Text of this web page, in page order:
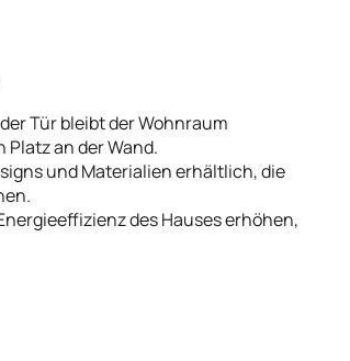
Tür bleibt der Wohnraum
an der Wand.
und Materialien erhältlich, die
des Hauses erhöhen,